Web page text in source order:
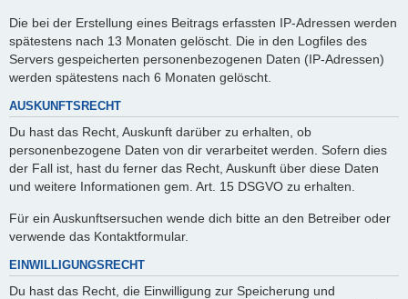
Die bei der Erstellung eines Beitrags erfassten IP-Adressen werden
spätestens nach 13 Monaten gelöscht. Die in den Logfiles des
Servers gespeicherten personenbezogenen Daten (IP-Adressen)
werden spätestens nach 6 Monaten gelöscht.
AUSKUNFTSRECHT
Du hast das Recht, Auskunft darüber zu erhalten, ob
personenbezogene Daten von dir verarbeitet werden. Sofern dies
der Fall ist, hast du ferner das Recht, Auskunft über diese Daten
und weitere Informationen gem. Art. 15 DSGVO zu erhalten.
Für ein Auskunftsersuchen wende dich bitte an den Betreiber oder
verwende das Kontaktformular.
EINWILLIGUNGSRECHT
Du hast das Recht, die Einwilligung zur Speicherung und